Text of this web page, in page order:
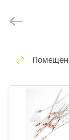
ДОМ
Co.,
Reserved.